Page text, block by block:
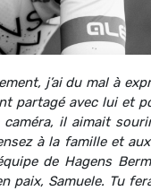
j’ai du mal à
partagé avec lui et
il aimait
à la famille et
de Hagens
paix, Samuele. Tu